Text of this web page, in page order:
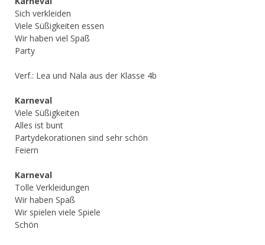
Sich verkleiden
Viele Süßigkeiten essen
Wir haben viel Spaß
Party
Verf.: Lea und Nala aus der Klasse 4b
Karneval
Viele Süßigkeiten
Alles ist bunt
Partydekorationen sind sehr schön
Feiern
Karneval
Tolle Verkleidungen
Wir haben Spaß
Wir spielen viele Spiele
Schön